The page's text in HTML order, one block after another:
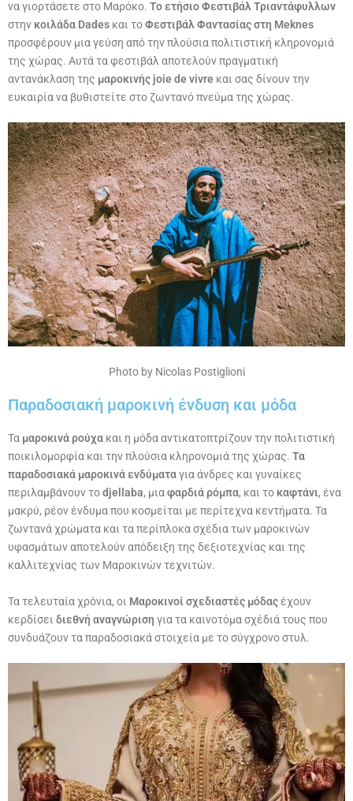
να γιορτάσετε στο Μαρόκο. Το ετήσιο Φεστιβάλ Τριαντάφυλλων
στην κοιλάδα Dades και τοΦεστιβάλ Φαντασίας στη Meknes
προσφέρουν μια γεύση από την πλούσια πολιτιστική κληρονομιά
της χώρας. Αυτά τα φεστιβάλ αποτελούν πραγματική
αντανάκλαση της μαροκινής joie de vivre και σας δίνουν την
ευκαιρία να βυθιστείτε στο ζωντανό πνεύμα της χώρας.
Photo by Nicolas Postiglioni
Παραδοσιακή μαροκινή ένδυση και μόδα
Τα μαροκινά ρούχα και η μόδα αντικατοπτρίζουν την πολιτιστική
ποικιλομορφία και την πλούσια κληρονομιά της χώρας. Τα
παραδοσιακά μαροκινά ενδύματαγια άνδρες και γυναίκες
περιλαμβάνουν τοdjellaba, μια φαρδιά ρόμπα, και το καφτάνι, ένα
μακρύ, ρέον ένδυμα που κοσμείται με περίτεχνα κεντήματα. Τα
ζωντανά χρώματα και τα περίπλοκα σχέδια των μαροκινών
υφασμάτων αποτελούν απόδειξη της δεξιοτεχνίας και της
καλλιτεχνίας των Μαροκινών τεχνιτών.
Τα τελευταία χρόνια, οι Μαροκινοί σχεδιαστές μόδαςέχουν
κερδίσει διεθνή αναγνώριση για τα καινοτόμα σχέδιά τους που
συνδυάζουν τα παραδοσιακά στοιχεία με το σύγχρονο στυλ.